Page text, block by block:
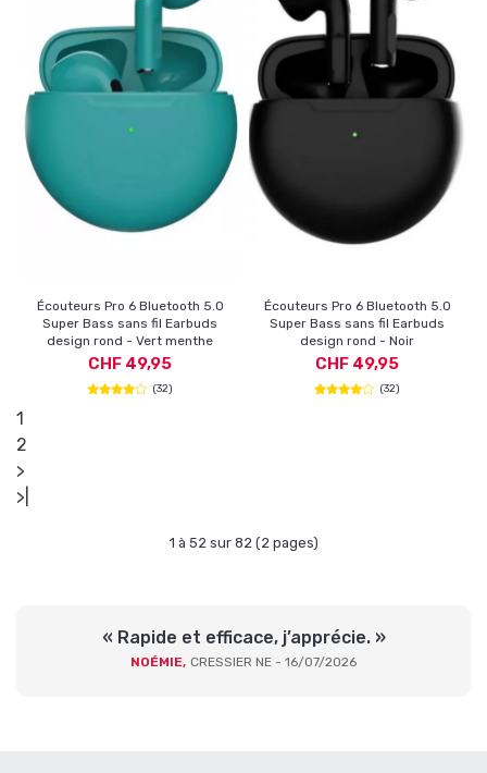
Écouteurs Pro 6 Bluetooth 5.0
Super Bass sans fil Earbuds
design rond - Vert menthe
CHF 49,95
(32)
Écouteurs Pro 6 Bluetooth 5.0
Super Bass sans fil Earbuds
design rond - Noir
CHF 49,95
(32)
1
2
>
>|
1 à 52 sur 82 (2 pages)
« Rapide et efficace, j’apprécie. »
NOÉMIE, CRESSIER NE - 16/07/2026